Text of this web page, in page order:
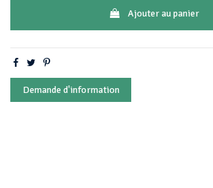
Ajouter au panier
Demande d'information